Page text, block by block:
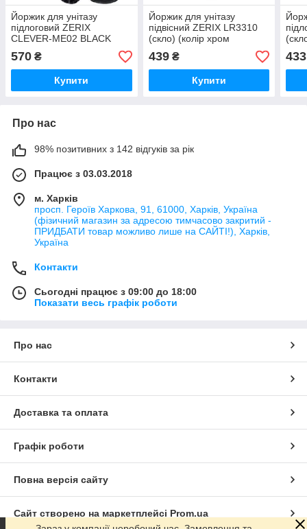
Йоржик для унітазу
підлоговий ZERIX
CLEVER-ME02 BLACK
(колір чорний) (ZX4639)
570 ₴
Купити
Йоржик для унітазу
підвісний ZERIX LR3310
(скло) (колір хром
глянець) (LL1441)
439₴
Купити
433
Про нас
98% позитивних з 142 відгуків за рік
Працює з 03.03.2018
м. Харків
просп. Героїв Харкова, 91, 61000, Харків, Україна
(фізичний магазин за адресою тимчасово закритий -
ПРИДБАТИ товар можливо лише на САЙТІ!), Харків,
Україна
Контакти
Сьогодні працює з 09:00 до 18:00
Показати весь графік роботи
Про нас
Контакти
Доставка та оплата
Графік роботи
Повна версія сайту
Сайт створено на маркетплейсі Prom.ua